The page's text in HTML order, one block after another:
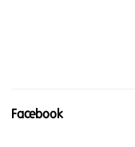
Facebook